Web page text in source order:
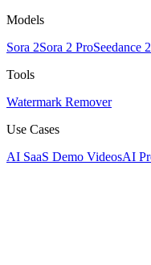
Models
Sora 2Sora 2 ProSeedance 2
Tools
Watermark Remover
Use Cases
AI SaaS Demo VideosAI